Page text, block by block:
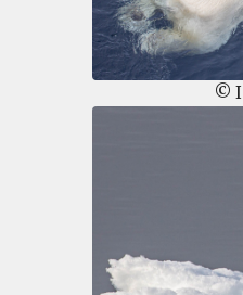
©